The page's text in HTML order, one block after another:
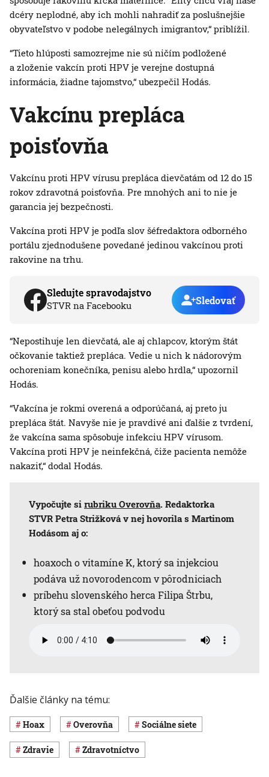
dcéry neplodné, aby ich mohli nahradiť za poslušnejšie
obyvateľstvo v podobe nelegálnych imigrantov,“ priblížil.
“Tieto hlúposti samozrejme nie sú ničím podložené
a zloženie vakcín proti HPV je verejne dostupná
informácia, žiadne tajomstvo,“ ubezpečil Hodás.
Vakcínu prepláca
poisťovňa
Vakcínu proti HPV vírusu prepláca dievčatám od 12 do 15
rokov zdravotná poisťovňa. Pre mnohých ani to nie je
garancia jej bezpečnosti.
Vakcína proti HPV je podľa slov šéfredaktora odborného
portálu zjednodušene povedané jedinou vakcínou proti
rakovine na trhu.
Sledujte spravodajstvo
STVR na Facebooku Sledovať
“Nepostihuje len dievčatá, ale aj chlapcov, ktorým štát
očkovanie taktiež prepláca. Vedie u nich k nádorovým
ochoreniam konečníka, penisu alebo hrdla,“ upozornil
Hodás.
“Vakcína je rokmi overená a odporúčaná, aj preto ju
prepláca štát. Navyše nie je pravdivé ani ďalšie z tvrdení,
že vakcína sama spôsobuje infekciu HPV vírusom.
Vakcína proti HPV je neinfekčná, čiže pacienta nemôže
nakaziť,“ dodal Hodás.
Vypočujte si rubriku Overovňa. Redaktorka
STVR Petra Strižková v nej hovorila s Martinom
Hodásom aj o:
hoaxoch o vitamíne K, ktorý sa injekciou
podáva už novorodencom v pôrodniciach
príbehu slovenského herca Filipa Štrbu,
ktorý sa stal obeťou podvodu
Ďalšie články na tému:
hoax Overovňa sociálne siete
Zdravie Zdravotníctvo